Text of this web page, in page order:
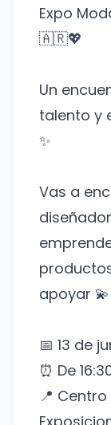
Expo
🇦🇷💖
Un
talento y
✨
Vas a
apoyar 💫
📅 13 de
⏰ De
📍